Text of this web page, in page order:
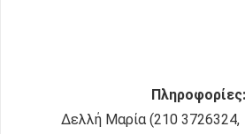
Πληροφορίες:
Δελλή Μαρία (210 3726324,